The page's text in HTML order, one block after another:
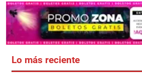
Lo más reciente